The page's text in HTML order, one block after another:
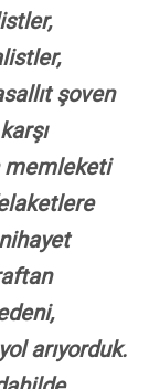
şoven
memleketi
arıyorduk.